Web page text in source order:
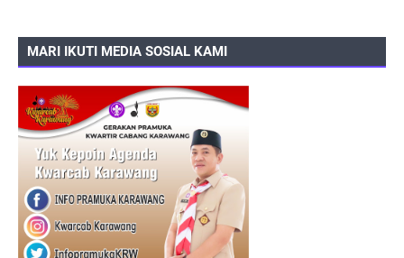
MARI IKUTI MEDIA SOSIAL KAMI